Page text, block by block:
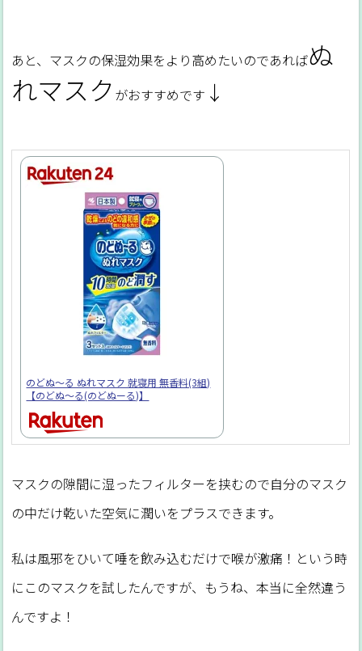
あと、マスクの保湿効果をより高めたいのであればぬ
れマスク がおすすめです ↓
のどぬ〜る ぬれマスク 就寝用 無香料(3組)
【のどぬ〜る(のどぬーる)】
マスクの隙間に湿ったフィルターを挟むので自分のマスク
の中だけ乾いた空気に潤いをプラスできます。
私は風邪をひいて唾を飲み込むだけで喉が激痛！という時
にこのマスクを試したんですが、もうね、本当に全然違う
んですよ！